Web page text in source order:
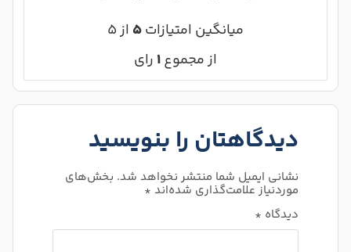
میانگین امتیازات۵ از ۵
از مجموع۱رای
دیدگاهتان را بنویسید
نشانی ایمیل شما منتشر نخواهد شد. بخش‌های
موردنیاز علامت‌گذاری شده‌اند *
دیدگاه *